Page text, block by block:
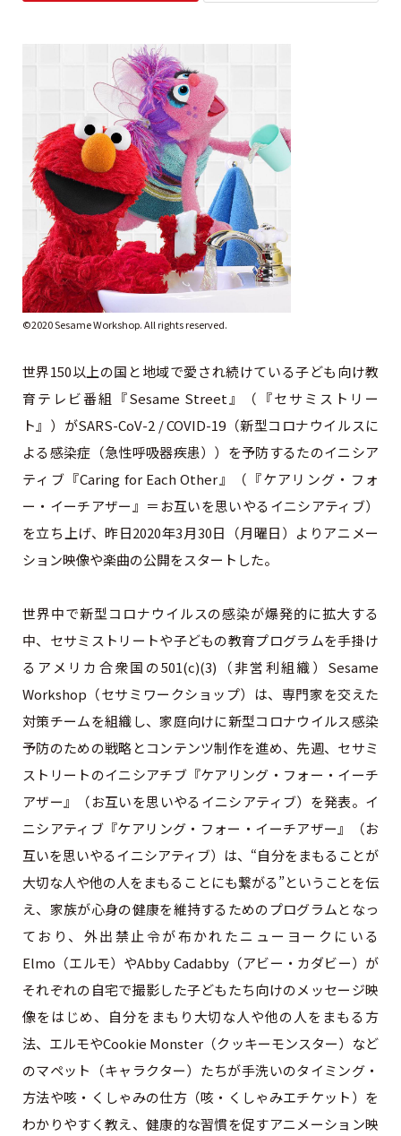
©2020 Sesame Workshop. All rights reserved.
世界150以上の国と地域で愛され続けている子ども向け教
育テレビ番組『Sesame Street』（『セサミストリー
ト』）がSARS-CoV-2 / COVID-19（新型コロナウイルスに
よる感染症（急性呼吸器疾患））を予防するたのイニシア
ティブ『Caring for Each Other』（『ケアリング・フォ
ー・イーチアザー』＝お互いを思いやるイニシアティブ）
を立ち上げ、昨日2020年3月30日（月曜日）よりアニメー
ション映像や楽曲の公開をスタートした。
世界中で新型コロナウイルスの感染が爆発的に拡大する
中、セサミストリートや子どもの教育プログラムを手掛け
るアメリカ合衆国の501(c)(3)（非営利組織）Sesame
Workshop（セサミワークショップ）は、専門家を交えた
対策チームを組織し、家庭向けに新型コロナウイルス感染
予防のための戦略とコンテンツ制作を進め、先週、セサミ
ストリートのイニシアチブ『ケアリング・フォー・イーチ
アザー』（お互いを思いやるイニシアティブ）を発表。イ
ニシアティブ『ケアリング・フォー・イーチアザー』（お
互いを思いやるイニシアティブ）は、“自分をまもることが
大切な人や他の人をまもることにも繋がる”ということを伝
え、家族が心身の健康を維持するためのプログラムとなっ
ており、外出禁止令が布かれたニューヨークにいる
Elmo（エルモ）やAbby Cadabby（アビー・カダビー）が
それぞれの自宅で撮影した子どもたち向けのメッセージ映
像をはじめ、自分をまもり大切な人や他の人をまもる方
法、エルモやCookie Monster（クッキーモンスター）など
のマペット（キャラクター）たちが手洗いのタイミング・
方法や咳・くしゃみの仕方（咳・くしゃみエチケット）を
わかりやすく教え、健康的な習慣を促すアニメーション映